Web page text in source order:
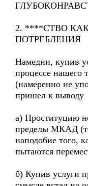
2. ****СТВО
ПОТРЕБЛЕНИЯ
Намедни, купив
процессе нашего
(намеренно не
пришел к выводу
а) Проституцию
пределы МКАД (то
наподобие того,
пытаются
б) Купив услуги